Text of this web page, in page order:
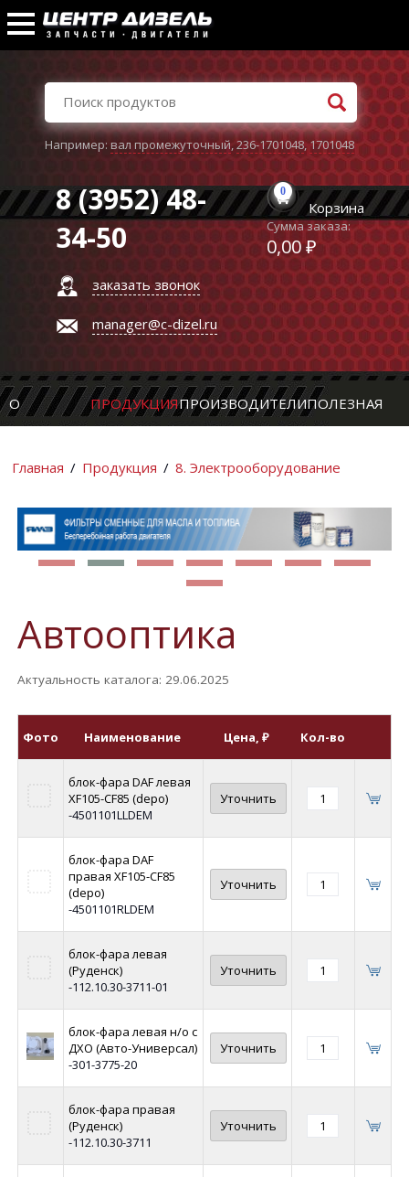
Например:вал промежуточный,236-1701048,1701048
8 (3952) 48-
34-50
заказать звонок
manager@c-dizel.ru
0
Корзина
Сумма заказа:
0,00 ₽
О ПРОДУКЦИЯПРОИЗВОДИТЕЛИПОЛЕЗНАЯ
Главная / Продукция / 8. Электрооборудование
Автооптика
Актуальность каталога: 29.06.2025
Фото Наименование Цена, ₽ Кол-во
блок-фара DAF левая
XF105-CF85 (depo)
-4501101LLDEM
Уточнить
блок-фара DAF
правая XF105-CF85
(depo)
-4501101RLDEM
Уточнить
блок-фара левая
(Руденск)
-112.10.30-3711-01
Уточнить
блок-фара левая н/о с
ДХО (Авто-Универсал)
-301-3775-20
Уточнить
блок-фара правая
(Руденск)
-112.10.30-3711
Уточнить